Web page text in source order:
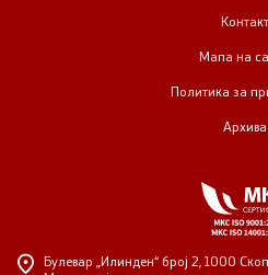
Контакт
Мапа на
Политика за
Архива
Булевар „Илинден“ број 2, 1000